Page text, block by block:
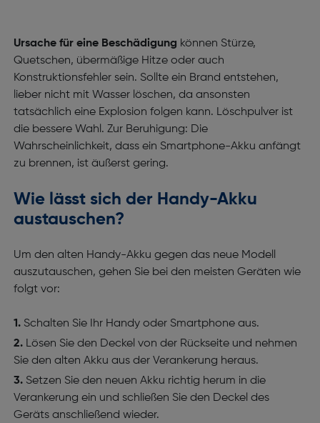
Ursache für eine Beschädigung können Stürze,
Quetschen, übermäßige Hitze oder auch
Konstruktionsfehler sein. Sollte ein Brand entstehen,
lieber nicht mit Wasser löschen, da ansonsten
tatsächlich eine Explosion folgen kann. Löschpulver ist
die bessere Wahl. Zur Beruhigung: Die
Wahrscheinlichkeit, dass ein Smartphone-Akku anfängt
zu brennen, ist äußerst gering.
Wie lässt sich der Handy-Akku
austauschen?
Um den alten Handy-Akku gegen das neue Modell
auszutauschen, gehen Sie bei den meisten Geräten wie
folgt vor:
Schalten Sie Ihr Handy oder Smartphone aus.
Lösen Sie den Deckel von der Rückseite und nehmen
Sie den alten Akku aus der Verankerung heraus.
Setzen Sie den neuen Akku richtig herum in die
Verankerung ein und schließen Sie den Deckel des
Geräts anschließend wieder.